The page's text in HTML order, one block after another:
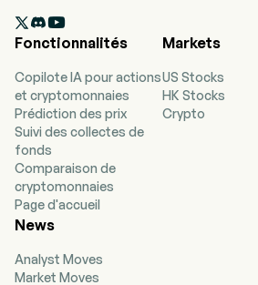

Fonctionnalités
Copilote IA pour actions
et cryptomonnaies
Prédiction des prix
Suivi des collectes de
fonds
Comparaison de
cryptomonnaies
Page d'accueil
Markets
US Stocks
HK Stocks
Crypto
News
Analyst Moves
Market Moves